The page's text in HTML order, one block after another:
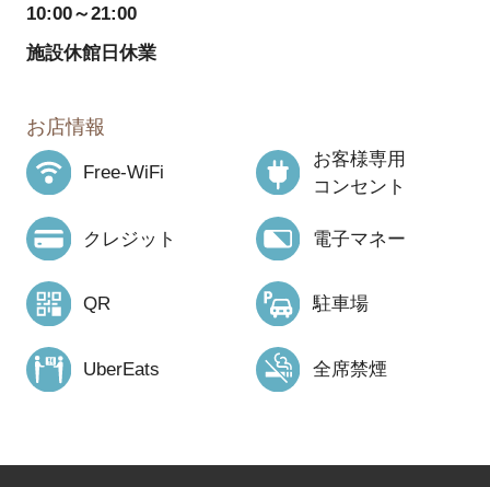
10:00～21:00
施設休館日休業
お店情報
Free-WiFi
お客様専用
コンセント
クレジット 電子マネー
QR 駐車場
UberEats 全席禁煙